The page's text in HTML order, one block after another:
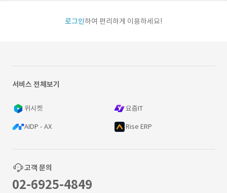
로그인하여 편리하게 이용하세요!
서비스 전체보기
위시켓 요즘IT
AIDP - AX Rise ERP
고객 문의
02-6925-4849